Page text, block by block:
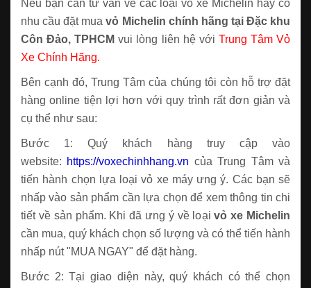
Nếu bạn cần tư vấn về các loại vỏ xe Michelin hay có
nhu cầu đặt muavỏ Michelin chính hãng tại Đặc khu
Côn Đảo, TPHCM vui lòng liên hệ với Trung Tâm Vỏ
Xe Chính Hãng.
Bên cạnh đó, Trung Tâm của chúng tôi còn hỗ trợ đặt
hàng online tiện lợi hơn với quy trình rất đơn giản và
cụ thể như sau:
Bước 1: Quý khách hàng truy cập vào
website: https://voxechinhhang.vn của Trung Tâm và
tiến hành chọn lựa loại vỏ xe máy ưng ý. Các bạn sẽ
nhấp vào sản phẩm cần lựa chọn để xem thông tin chi
tiết về sản phẩm. Khi đã ưng ý về loạivỏ xe Michelin
cần mua, quý khách chọn số lượng và có thể tiến hành
nhấp nút "MUA NGAY" để đặt hàng.
Bước 2: Tại giao diện này, quý khách có thể chọn